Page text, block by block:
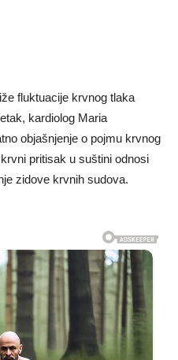
fluktuacije krvnog tlaka
kardiolog Maria
objašnjenje o pojmu krvnog
pritisak u suštini odnosi
zidove krvnih sudova.